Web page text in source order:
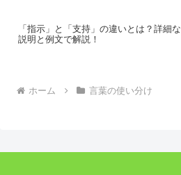
「指示」と「支持」の違いとは？詳細な
説明と例文で解説！
ホーム 言葉の使い分け